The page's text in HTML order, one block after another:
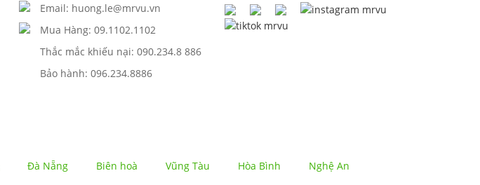
Email: huong.le@mrvu.vn
Mua Hàng: 09.1102.1102
Thắc mắc khiếu nại: 090.234.8 886
Bảo hành: 096.234.8886
Đà Nẵng Biên hoà Vũng Tàu Hòa Bình Nghệ An